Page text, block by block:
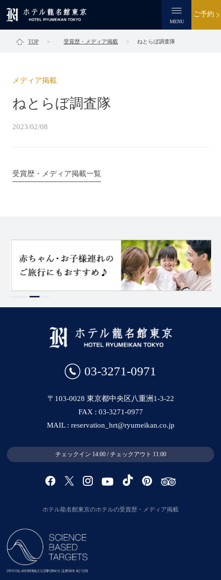
MENU
ご予約
TOP 受賞歴・メディア掲載 ねとらぼ調査隊
メディア掲載
ねとらぼ調査隊
2023/02/08
受賞歴・メディア掲載一覧
03-3271-0971
〒103-0028 東京都中央区八重洲1-3-22
FAX : 03-3271-0977
MAIL : reservation_hrt@ryumeikan.co.jp
チェックイン 14:00 / チェックアウト 11:00
ホテル龍名館東京のホテルの受賞歴・メディア掲載